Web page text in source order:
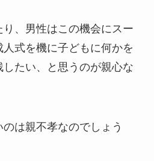
、男性はこの機会にスー
式を機に子どもに何かを
したい、と思うのが親心な
は親不孝なのでしょう